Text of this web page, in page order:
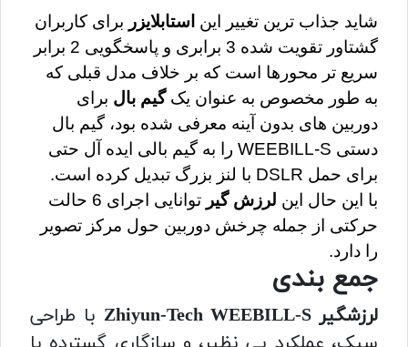
شاید جذاب ترین تغییر این استابلایزر
به طور مخصوص به عنوان یک گیم بال
برای حمل DSLR با لنز بزرگ تبدیل کرده است.
با این حال این لرزش گیر
را دارد.
جمع بندی
لرزشگیر Zhiyun-Tech WEEBILL-S
با طراحی